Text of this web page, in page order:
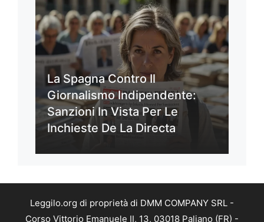
La Spagna Contro Il
Giornalismo Indipendente:
Sanzioni In Vista Per Le
Inchieste De La Directa
Leggilo.org di proprietà di DMM COMPANY SRL -
Corso Vittorio Emanuele II, 13, 03018 Paliano (FR) -